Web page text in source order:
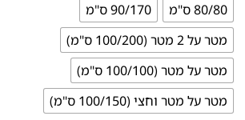
80/80 ס"מ
90/170 ס"מ
מטר על 2 מטר (100/200 ס"מ)
מטר על מטר (100/100 ס"מ)
מטר על מטר וחצי (100/150 ס"מ)